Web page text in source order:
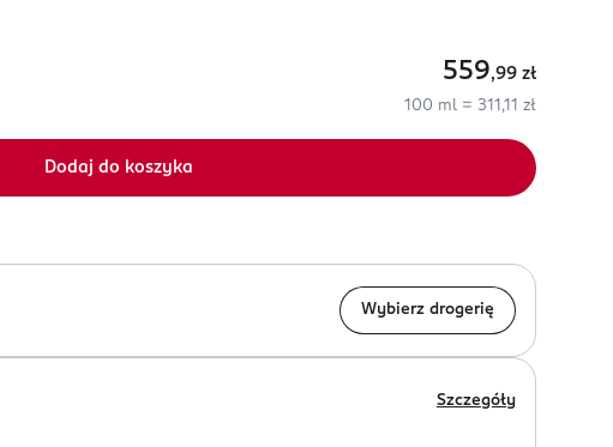
559,99 zł
100 ml = 311,11 zł
Dodaj do koszyka
Wybierz drogerię
Szczegóły